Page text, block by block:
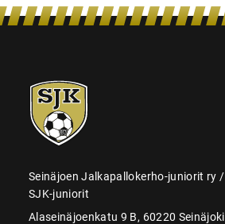
SJK-
juniorit
Seinäjoen Jalkapallokerho-juniorit ry /
SJK-juniorit
Alaseinäjoenkatu 9 B, 60220 Seinäjoki